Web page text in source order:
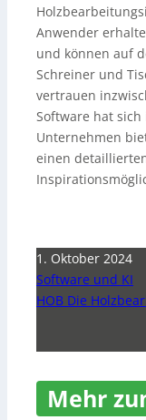
Anwender
und können auf
Schreiner und
vertrauen
Software hat
Unternehmen
einen
1. Oktober 2024
Software und KI
HOB Die
Mehr